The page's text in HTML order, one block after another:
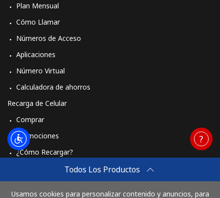
Todos Los Productos
Usamos cookies para personalizar contenido y anuncios, para
Plan Mensual
Cómo Llamar
Números de Acceso
Aplicaciones
Número Virtual
Calculadora de ahorros
Recarga de Celular
Comprar
Promociones
¿Cómo Recargar?
Comprar